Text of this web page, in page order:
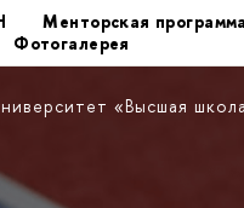
Менторская программа
Фотогалерея
«Высшая